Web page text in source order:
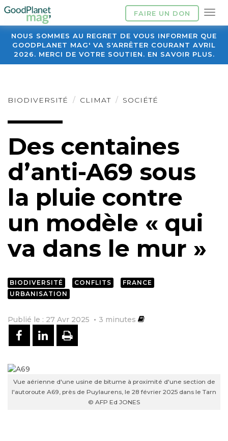
FAIRE UN DON
NOUS SOMMES AU REGRET DE VOUS INFORMER QUE
GOODPLANET MAG' VA S'ARRÊTER COURANT AVRIL
2026. MERCI DE VOTRE SOUTIEN. EN SAVOIR PLUS.
BIODIVERSITÉ CLIMAT SOCIÉTÉ
Des centaines
d’anti-A69 sous
la pluie contre
un modèle « qui
va dans le mur »
BIODIVERSITÉ CONFLITS
FRANCE
URBANISATION
Publié le : 27 Avr 2025 3 minutes
PARTAGER SUR FACEBOOK
PARTAGER SUR LINKEDIN
IMPRIMER
Vue aérienne d'une usine de bitume à proximité d'une section de
l'autoroute A69, près de Puylaurens, le 28 février 2025 dans le Tarn
© AFP Ed JONES